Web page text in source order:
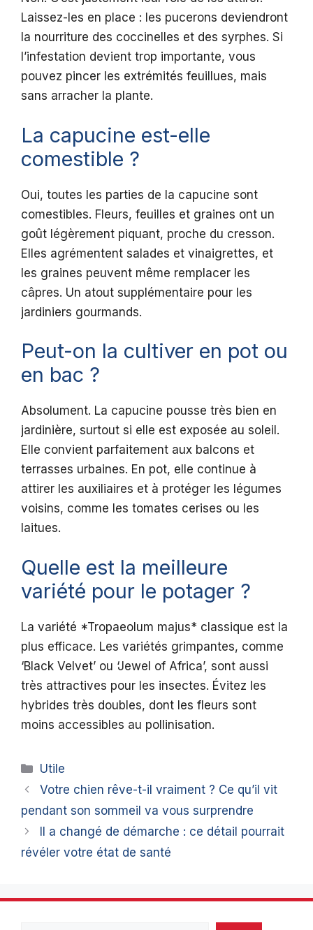
Laissez-les en place : les pucerons deviendront
la nourriture des coccinelles et des syrphes. Si
l’infestation devient trop importante, vous
pouvez pincer les extrémités feuillues, mais
sans arracher la plante.
La capucine est-elle
comestible ?
Oui, toutes les parties de la capucine sont
comestibles. Fleurs, feuilles et graines ont un
goût légèrement piquant, proche du cresson.
Elles agrémentent salades et vinaigrettes, et
les graines peuvent même remplacer les
câpres. Un atout supplémentaire pour les
jardiniers gourmands.
Peut-on la cultiver en pot ou
en bac ?
Absolument. La capucine pousse très bien en
jardinière, surtout si elle est exposée au soleil.
Elle convient parfaitement aux balcons et
terrasses urbaines. En pot, elle continue à
attirer les auxiliaires et à protéger les légumes
voisins, comme les tomates cerises ou les
laitues.
Quelle est la meilleure
variété pour le potager ?
La variété *Tropaeolum majus* classique est la
plus efficace. Les variétés grimpantes, comme
‘Black Velvet’ ou ‘Jewel of Africa’, sont aussi
très attractives pour les insectes. Évitez les
hybrides très doubles, dont les fleurs sont
moins accessibles au pollinisation.
Catégories
Utile
Votre chien rêve-t-il vraiment ? Ce qu’il vit
pendant son sommeil va vous surprendre
Il a changé de démarche : ce détail pourrait
révéler votre état de santé